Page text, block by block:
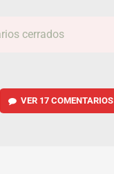
cerrados
VER 17 COMENTARIOS